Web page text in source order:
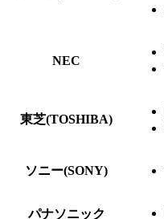
NEC
東芝(TOSHIBA)
ソニー(SONY)
パナソニック